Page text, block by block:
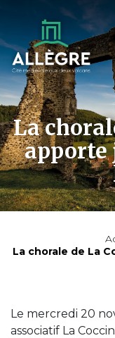
La
apporte
La chorale de La
Le mercredi 20
associatif La